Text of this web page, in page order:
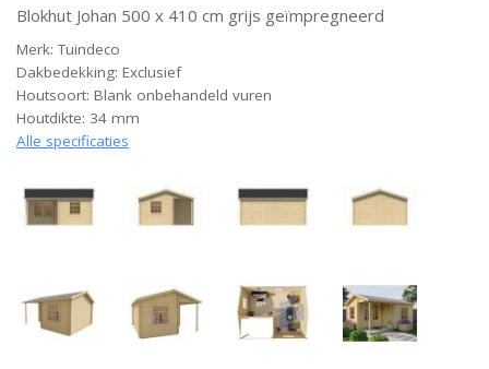
Blokhut Johan 500 x 410 cm grijs geïmpregneerd
Merk: Tuindeco
Dakbedekking: Exclusief
Houtsoort: Blank onbehandeld vuren
Houtdikte: 34 mm
Alle specificaties